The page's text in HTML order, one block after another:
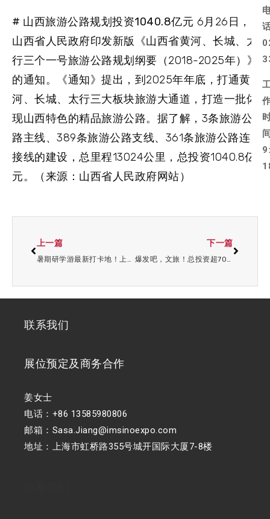
# 山西旅游公路规划投资1040.8亿元 6月26日，
山西省人民政府印发新版《山西省黄河、长城、太
行三个一号旅游公路规划纲要（2018-2025年）》
的通知。《通知》提出，到2025年年底，打通黄
河、长城、太行三大板块旅游大通道，打造一批体
现山西特色的精品旅游公路。据了解，3条旅游公
路主线、389条旅游公路支线、361条旅游公路连
接线的建设，总里程13024公里，总投资1040.8亿
元。（来源：山西省人民政府网站）
上一篇
暑期研学游最新打卡地！上海天文馆7月18日揭开面纱
下一篇
爆发吧，文旅！总投资超7000亿，盘点上半年超大型文旅项目
联系我们
展位预定及商务合作
姜女士
电话：+86 13585980806
邮箱：Sasa.Jiang@imsinoexpo.com
地址：上海市虹桥路355号城开国际大厦7-8楼